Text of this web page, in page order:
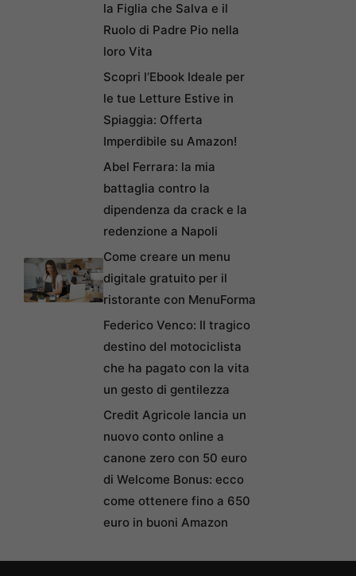
la Figlia che Salva e il
Ruolo di Padre Pio nella
loro Vita
Scopri l’Ebook Ideale per
le tue Letture Estive in
Spiaggia: Offerta
Imperdibile su Amazon!
Abel Ferrara: la mia
battaglia contro la
dipendenza da crack e la
redenzione a Napoli
Come creare un menu
digitale gratuito per il
ristorante con MenuForma
Federico Venco: Il tragico
destino del motociclista
che ha pagato con la vita
un gesto di gentilezza
Credit Agricole lancia un
nuovo conto online a
canone zero con 50 euro
di Welcome Bonus: ecco
come ottenere fino a 650
euro in buoni Amazon